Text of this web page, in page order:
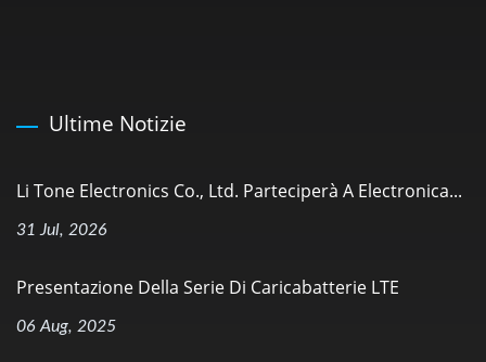
Ultime Notizie
Li Tone Electronics Co., Ltd. Parteciperà A Electronica...
31 Jul, 2026
Presentazione Della Serie Di Caricabatterie LTE
06 Aug, 2025